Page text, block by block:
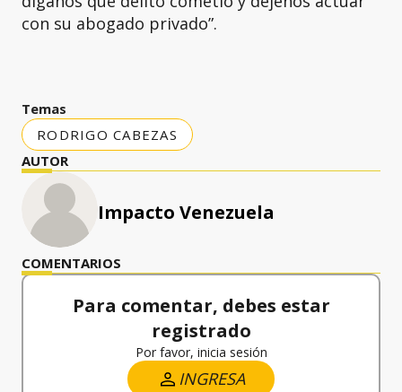
con su abogado privado”.
Temas
RODRIGO CABEZAS
AUTOR
Impacto Venezuela
COMENTARIOS
Para comentar, debes estar
registrado
Por favor, inicia sesión
INGRESA